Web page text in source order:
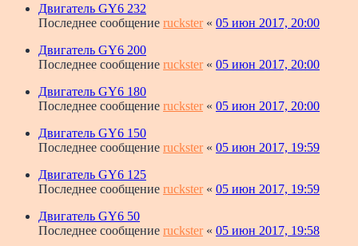
Двигатель GY6 232
Последнее сообщение ruckster« 05 июн 2017, 20:00
Двигатель GY6 200
Последнее сообщение ruckster« 05 июн 2017, 20:00
Двигатель GY6 180
Последнее сообщение ruckster« 05 июн 2017, 20:00
Двигатель GY6 150
Последнее сообщение ruckster« 05 июн 2017, 19:59
Двигатель GY6 125
Последнее сообщение ruckster« 05 июн 2017, 19:59
Двигатель GY6 50
Последнее сообщение ruckster« 05 июн 2017, 19:58